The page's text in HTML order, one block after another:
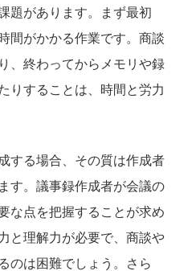
題があります。まず最初
間がかかる作業です。商談
、終わってからメモリや録
りすることは、時間と労力
する場合、その質は作成者
す。議事録作成者が会議の
な点を把握することが求め
と理解力が必要で、商談や
のは困難でしょう。さら